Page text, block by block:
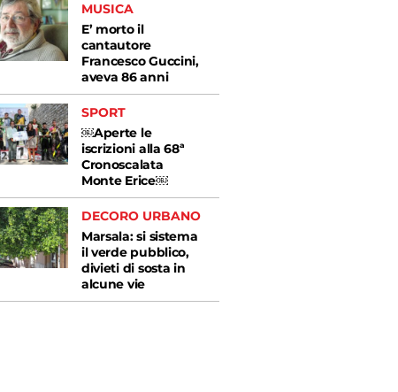
MUSICA
E’ morto il
cantautore
Francesco Guccini,
aveva 86 anni
SPORT
￼Aperte le
iscrizioni alla 68ª
Cronoscalata
Monte Erice￼
DECORO URBANO
Marsala: si sistema
il verde pubblico,
divieti di sosta in
alcune vie